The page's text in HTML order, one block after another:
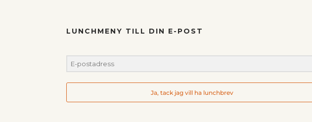
LUNCHMENY TILL DIN E-POST
Ja, tack jag vill ha lunchbrev